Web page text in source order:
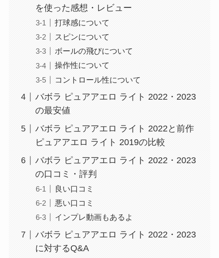
を使った感想・レビュー
打球感について
スピンについて
ボールの飛びについて
操作性について
コントロール性について
バボラ ピュアアエロ ライト 2022・2023
の最安値
バボラ ピュアアエロ ライト 2022と前作
ピュアアエロ ライト 2019の比較
バボラ ピュアアエロ ライト 2022・2023
の口コミ・評判
良い口コミ
悪い口コミ
インプレ動画もあるよ
バボラ ピュアアエロ ライト 2022・2023
に対するQ&A